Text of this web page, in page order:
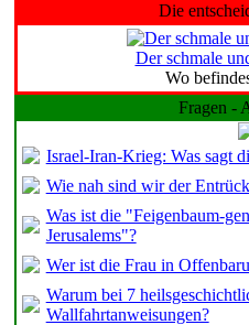
Die
Der schmale
Wo
Fragen -
Israel-Iran-Krieg: Was sagt
Wie nah sind wir der
Was ist die "Feigenbaum-
Jerusalems"?
Wer ist die Frau in
Warum bei 7
Wallfahrtanweisungen?